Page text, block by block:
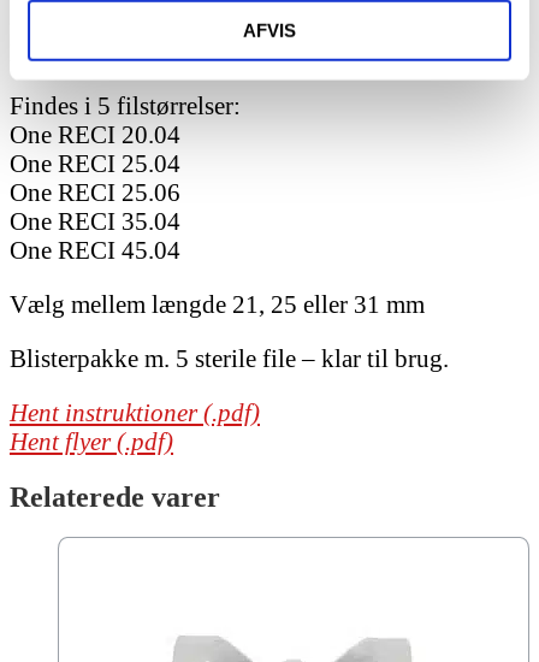
AFVIS
One Reci reciprokerende file fra Micro
Mega/Coltene.
Findes i 5 filstørrelser:
One RECI 20.04
One RECI 25.04
One RECI 25.06
One RECI 35.04
One RECI 45.04
Vælg mellem længde 21, 25 eller 31 mm
Blisterpakke m. 5 sterile file – klar til brug.
Hent instruktioner (.pdf)
Hent flyer (.pdf)
Relaterede varer